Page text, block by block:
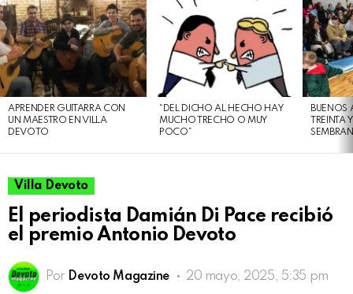
STORIES
APRENDER GUITARRA CON
UN MAESTRO EN VILLA
DEVOTO
“DEL DICHO AL HECHO HAY
MUCHO TRECHO O MUY
POCO”
BUENOS
Villa Devoto
El periodista Damián Di Pace recibió
el premio Antonio Devoto
Por Devoto Magazine 20 mayo, 2025, 5:35 pm